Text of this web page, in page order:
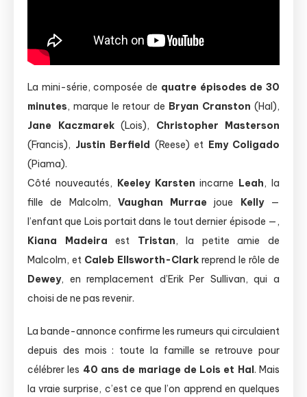
La mini-série, composée de quatre épisodes de 30
minutes, marque le retour de Bryan Cranston (Hal),
Jane Kaczmarek(Lois), Christopher Masterson
(Francis), Justin Berfield (Reese) et Emy Coligado
(Piama).
Côté nouveautés, Keeley Karsten incarne Leah, la
fille de Malcolm, Vaughan Murrae joue Kelly—
l’enfant que Lois portait dans le tout dernier épisode —,
Kiana Madeira est Tristan, la petite amie de
Malcolm, et Caleb Ellsworth-Clark reprend le rôle de
Dewey, en remplacement d’Erik Per Sullivan, qui a
choisi de ne pas revenir.
La bande-annonce confirme les rumeurs qui circulaient
depuis des mois : toute la famille se retrouve pour
célébrer les 40 ans de mariage de Lois et Hal. Mais
la vraie surprise, c’est ce que l’on apprend en quelques